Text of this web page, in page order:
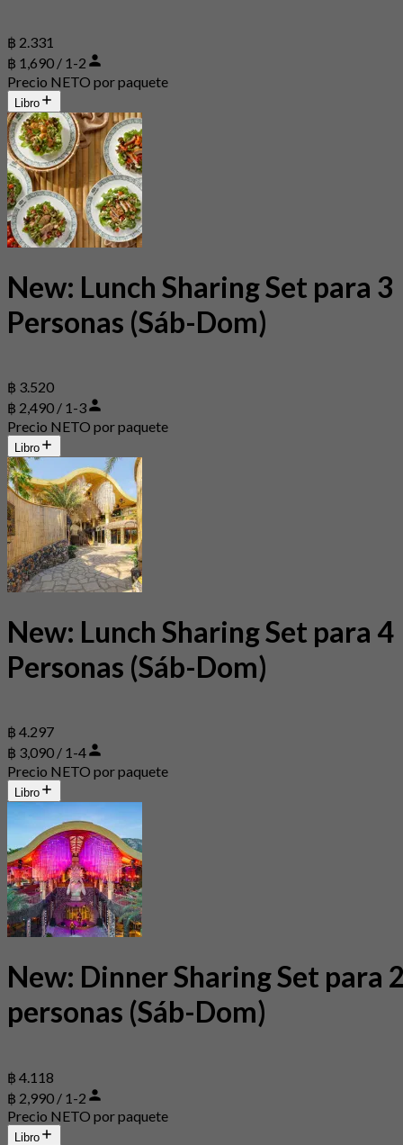
฿ 2.331
฿ 1,690 / 1-2
Precio NETO por paquete
Libro
New: Lunch Sharing Set para 3
Personas (Sáb-Dom)
฿ 3.520
฿ 2,490 / 1-3
Precio NETO por paquete
Libro
New: Lunch Sharing Set para 4
Personas (Sáb-Dom)
฿ 4.297
฿ 3,090 / 1-4
Precio NETO por paquete
Libro
New: Dinner Sharing Set para
personas (Sáb-Dom)
฿ 4.118
฿ 2,990 / 1-2
Precio NETO por paquete
Libro